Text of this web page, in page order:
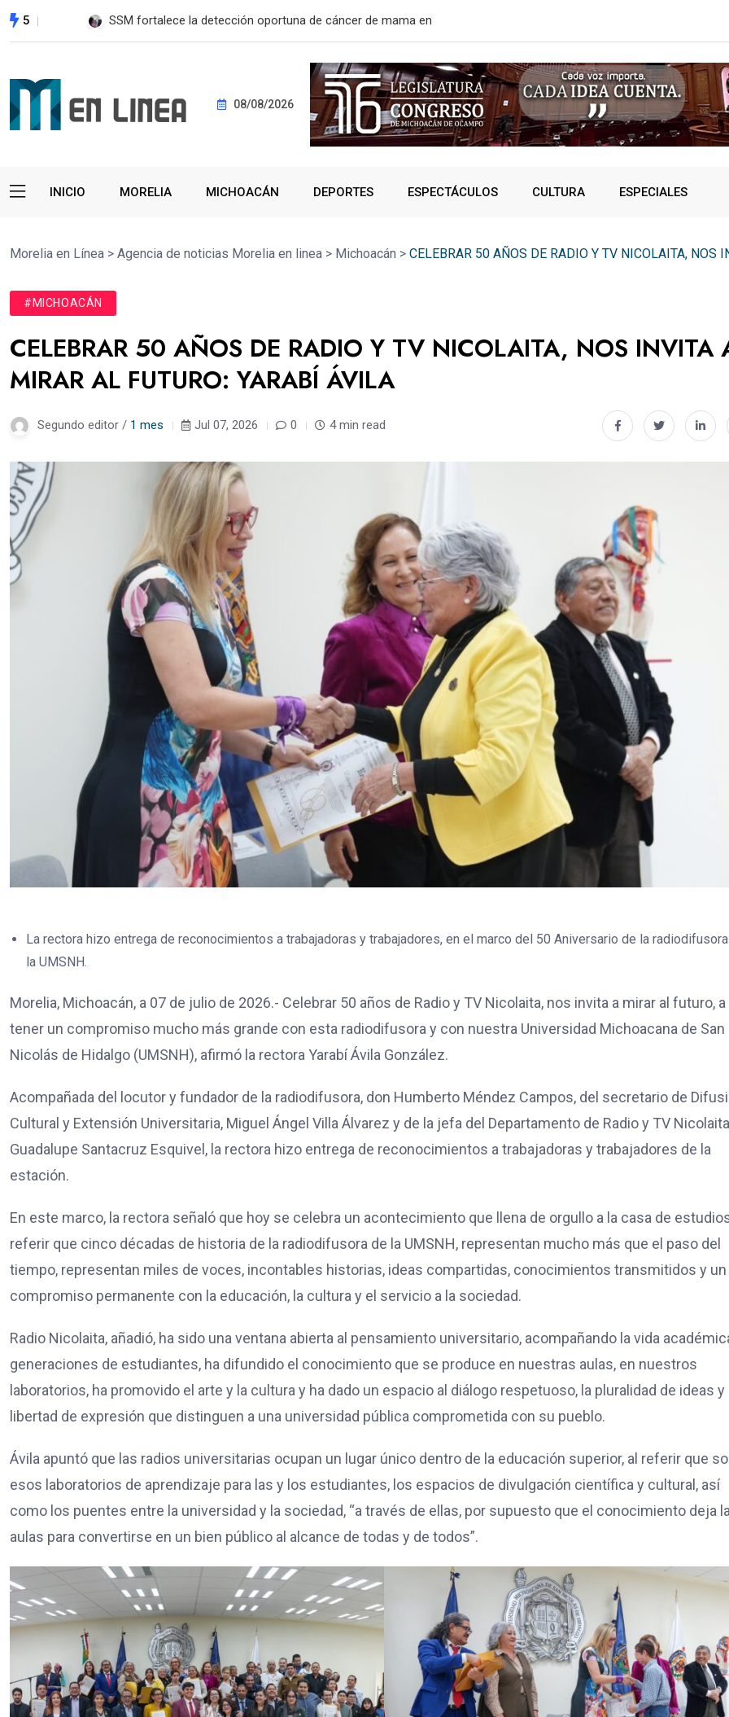
5 EE. UU. reanudará exportación de aguacate a partir de mañana
08/08/2026
INICIO MORELIA MICHOACÁN DEPORTES ESPECTÁCULOS CULTURA ESPECIALES
Morelia en Línea > Agencia de noticias Morelia en linea > Michoacán > CELEBRAR 50 AÑOS DE RADIO Y TV NICOLAITA, NOS
#MICHOACÁN
CELEBRAR 50 AÑOS DE RADIO Y TV NICOLAITA, NOS INVITA
MIRAR AL FUTURO: YARABÍ ÁVILA
Segundo editor / 1 mes Jul 07, 2026 0 4 min read
La rectora hizo entrega de reconocimientos a trabajadoras y trabajadores, en el marco del 50 Aniversario de la
la UMSNH.
Morelia, Michoacán, a 07 de julio de 2026.- Celebrar 50 años de Radio y TV Nicolaita, nos invita a mirar al futuro, a
tener un compromiso mucho más grande con esta radiodifusora y con nuestra Universidad Michoacana de San
Nicolás de Hidalgo (UMSNH), afirmó la rectora Yarabí Ávila González.
Acompañada del locutor y fundador de la radiodifusora, don Humberto Méndez Campos, del secretario de
Cultural y Extensión Universitaria, Miguel Ángel Villa Álvarez y de la jefa del Departamento de Radio y TV
Guadalupe Santacruz Esquivel, la rectora hizo entrega de reconocimientos a trabajadoras y trabajadores de la
estación.
En este marco, la rectora señaló que hoy se celebra un acontecimiento que llena de orgullo a la casa de
referir que cinco décadas de historia de la radiodifusora de la UMSNH, representan mucho más que el paso del
tiempo, representan miles de voces, incontables historias, ideas compartidas, conocimientos transmitidos y un
compromiso permanente con la educación, la cultura y el servicio a la sociedad.
Radio Nicolaita, añadió, ha sido una ventana abierta al pensamiento universitario, acompañando la vida
generaciones de estudiantes, ha difundido el conocimiento que se produce en nuestras aulas, en nuestros
laboratorios, ha promovido el arte y la cultura y ha dado un espacio al diálogo respetuoso, la pluralidad de ideas y
libertad de expresión que distinguen a una universidad pública comprometida con su pueblo.
Ávila apuntó que las radios universitarias ocupan un lugar único dentro de la educación superior, al referir que
esos laboratorios de aprendizaje para las y los estudiantes, los espacios de divulgación científica y cultural, así
como los puentes entre la universidad y la sociedad, “a través de ellas, por supuesto que el conocimiento deja
aulas para convertirse en un bien público al alcance de todas y de todos”.